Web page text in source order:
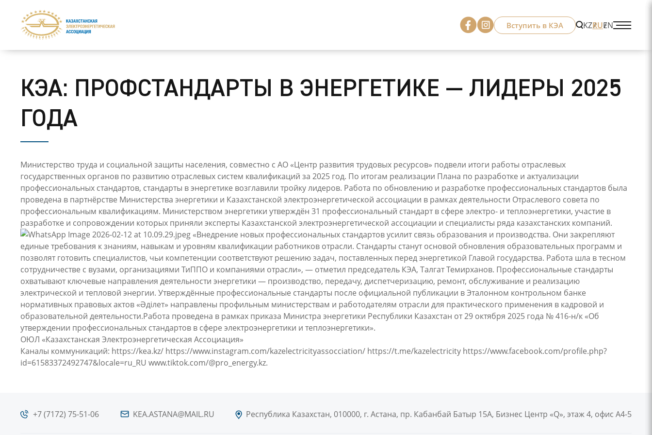
Вступить в КЭА KZRUEN
КЭА: ПРОФСТАНДАРТЫ В ЭНЕРГЕТИКЕ — ЛИДЕРЫ 2025
ГОДА
Министерство труда и социальной защиты населения, совместно с АО «Центр развития трудовых ресурсов» подвели итоги работы отраслевых
государственных органов по развитию отраслевых систем квалификаций за 2025 год. По итогам реализации Плана по разработке и актуализации
профессиональных стандартов, стандарты в энергетике возглавили тройку лидеров. Работа по обновлению и разработке профессиональных стандартов была
проведена в партнёрстве Министерства энергетики и Казахстанской электроэнергетической ассоциации в рамках деятельности Отраслевого совета по
профессиональным квалификациям. Министерством энергетики утверждён 31 профессиональный стандарт в сфере электро- и теплоэнергетики, участие в
разработке и сопровождении которых приняли эксперты Казахстанской электроэнергетической ассоциации и специалисты ряда казахстанских компаний.
«Внедрение новых профессиональных стандартов усилит связь образования и производства. Они закрепляют
единые требования к знаниям, навыкам и уровням квалификации работников отрасли. Стандарты станут основой обновления образовательных программ и
позволят готовить специалистов, чьи компетенции соответствуют решению задач, поставленных перед энергетикой Главой государства. Работа шла в тесном
сотрудничестве с вузами, организациями ТиППО и компаниями отрасли», — отметил председатель КЭА, Талгат Темирханов. Профессиональные стандарты
охватывают ключевые направления деятельности энергетики — производство, передачу, диспетчеризацию, ремонт, обслуживание и реализацию
электрической и тепловой энергии. Утверждённые профессиональные стандарты после официальной публикации в Эталонном контрольном банке
нормативных правовых актов «Әділет» направлены профильным министерствам и работодателям отрасли для практического применения в кадровой и
образовательной деятельности.Работа проведена в рамках приказа Министра энергетики Республики Казахстан от 29 октября 2025 года № 416-н/к «Об
утверждении профессиональных стандартов в сфере электроэнергетики и теплоэнергетики».
ОЮЛ «Казахстанская Электроэнергетическая Ассоциация»
Каналы коммуникаций: https://kea.kz/ https://www.instagram.com/kazelectricityassocciation/ https://t.me/kazelectricity https://www.facebook.com/profile.php?
id=61583372492747&locale=ru_RU www.tiktok.com/@pro_energy.kz.
+7 (7172) 75-51-06 KEA.ASTANA@MAIL.RU Республика Казахстан, 010000, г. Астана, пр. Кабанбай Батыр 15А, Бизнес Центр «Q», этаж 4, офис А4-5